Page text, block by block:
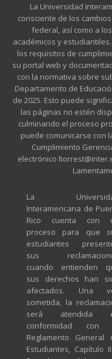
La Universidad
consciente de los
federal, así como a
académicos y
los requisitos de
su portal web y
con la normativa sobre
Departamento de
de 2025. Esto puede
las páginas no estén
culminando el proceso
puede comunicarse con
Cumplimiento
electrónico
La
Interamericana de
Rico cuenta con
proceso para que
estudiantes
sus
cuando entienden
sus derechos han
afectados. Una
sometida, la
será atendida
conformidad con
Reglamento General
Estudiantes, Capítulo